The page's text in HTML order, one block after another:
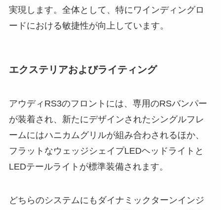
実現します。全体として、特にワインディングロ
ードにおける敏捷性が向上しています。
エクステリアおよびライティング
アウディRS3のフロントには、専用のRSバンパー
が装着され、新たにデザインされたシングルフレ
ームにはハニカムグリルが組み合わされるほか、
フラットなウェッジシェイプLEDヘッドライトと
LEDテールライトが標準装備されます。
どちらのシステムにもダイナミックターンインジ